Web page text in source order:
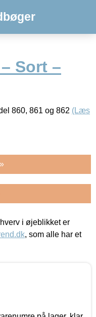
Sort –
860, 861 og 862 (Læs
i øjeblikket er
, som alle har et